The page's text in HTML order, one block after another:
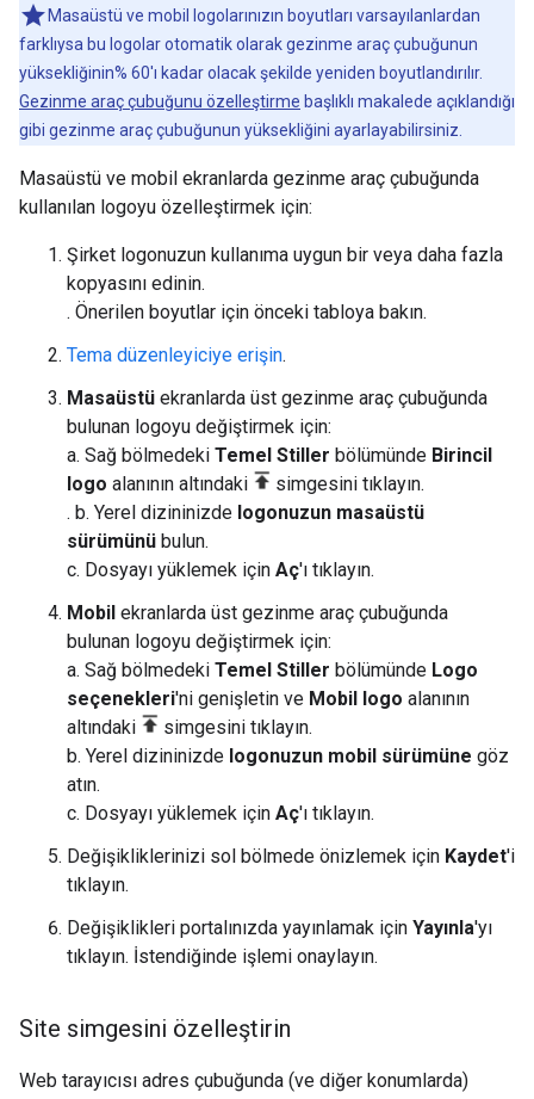
Masaüstü ve mobil logolarınızın boyutları varsayılanlardan
farklıysa bu logolar otomatik olarak gezinme araç çubuğunun
yüksekliğinin% 60'ı kadar olacak şekilde yeniden boyutlandırılır.
Gezinme araç çubuğunu özelleştirme başlıklı makalede açıklandığı
gibi gezinme araç çubuğunun yüksekliğini ayarlayabilirsiniz.
Masaüstü ve mobil ekranlarda gezinme araç çubuğunda
kullanılan logoyu özelleştirmek için:
Şirket logonuzun kullanıma uygun bir veya daha fazla
kopyasını edinin.
. Önerilen boyutlar için önceki tabloya bakın.
Tema düzenleyiciye erişin.
Masaüstü ekranlarda üst gezinme araç çubuğunda
bulunan logoyu değiştirmek için:
a. Sağ bölmedeki Temel Stiller bölümünde Birincil
logo alanının altındaki
simgesini tıklayın.
. b. Yerel dizininizde logonuzun masaüstü
sürümünü bulun.
c. Dosyayı yüklemek için Aç'ı tıklayın.
Mobil ekranlarda üst gezinme araç çubuğunda
bulunan logoyu değiştirmek için:
a. Sağ bölmedeki Temel Stiller bölümünde Logo
seçenekleri'ni genişletin ve Mobil logo alanının
altındaki
simgesini tıklayın.
b. Yerel dizininizde logonuzun mobil sürümüne göz
atın.
c. Dosyayı yüklemek için Aç'ı tıklayın.
Değişikliklerinizi sol bölmede önizlemek için Kaydet'i
tıklayın.
Değişiklikleri portalınızda yayınlamak için Yayınla'yı
tıklayın. İstendiğinde işlemi onaylayın.
Site simgesini özelleştirin
Web tarayıcısı adres çubuğunda (ve diğer konumlarda)